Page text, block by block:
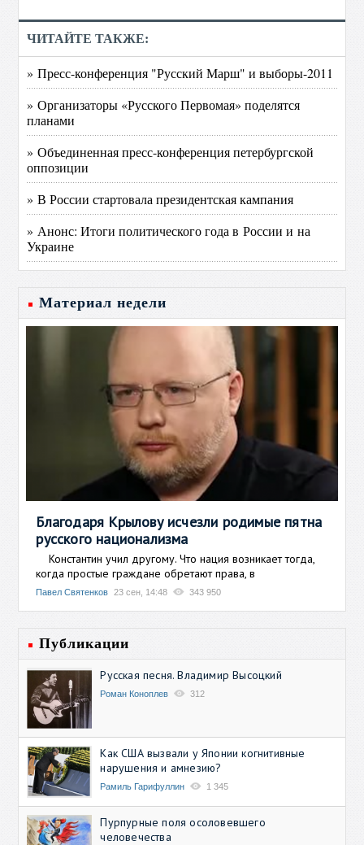
ЧИТАЙТЕ ТАКЖЕ:
» Пресс-конференция "Русский Марш" и выборы-2011
» Организаторы «Русского Первомая» поделятся
планами
» Объединенная пресс-конференция петербургской
оппозиции
» В России стартовала президентская кампания
» Анонс: Итоги политического года в России и на
Украине
Материал недели
Благодаря Крылову исчезли родимые пятна
русского национализма
Константин учил другому. Что нация возникает тогда,
когда простые граждане обретают права, в
Павел Святенков 23 сен, 14:48 343 950
Публикации
Русская песня. Владимир Высоцкий
Роман Коноплев 312
Как США вызвали у Японии когнитивные
нарушения и амнезию?
Рамиль Гарифуллин 1 345
Пурпурные поля осоловевшего
человечества